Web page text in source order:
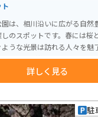
は、相川沿いに広がる自然
のスポットです。春には桜
うな光景は訪れる人々を魅
ペースが整備されているた
のにも最適です。比較的人も
辺道路は走りやすく、バイクで
リングの休憩スポットとし
感じながら、気軽にリフレ
詳しく見る
駐